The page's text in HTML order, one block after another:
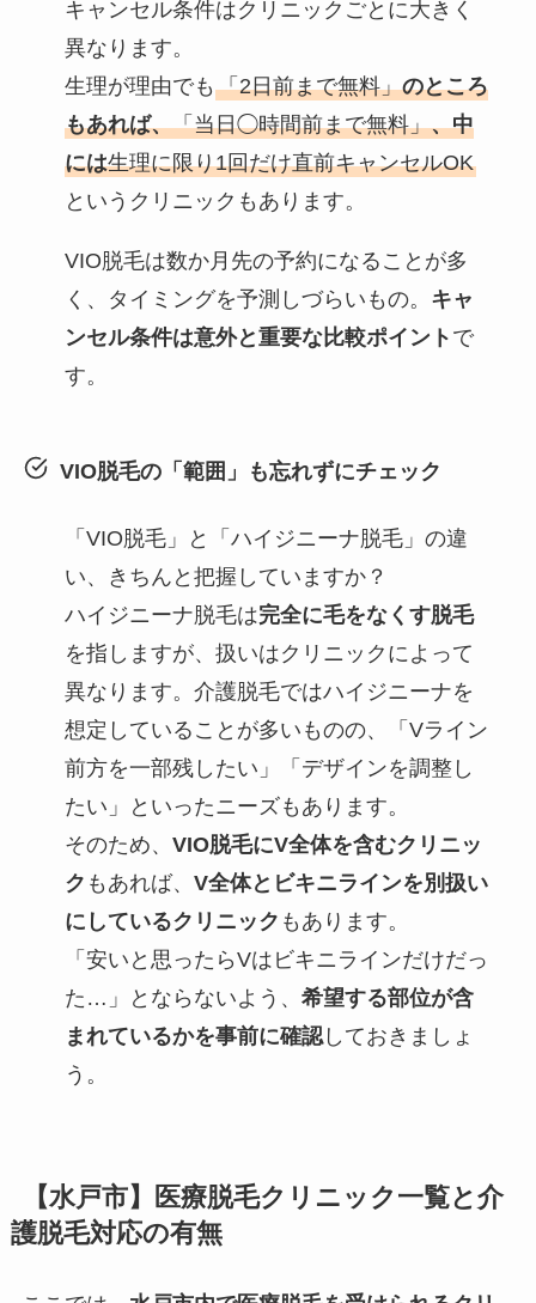
キャンセル条件はクリニックごとに大きく
異なります。
生理が理由でも 「2日前まで無料」のところ
もあれば、「当日◯時間前まで無料」、中
には生理に限り1回だけ直前キャンセルOK
というクリニックもあります。
VIO脱毛は数か月先の予約になることが多
く、タイミングを予測しづらいもの。 キャ
ンセル条件は意外と重要な比較ポイント で
す。
VIO脱毛の「範囲」も忘れずにチェック
「VIO脱毛」と「ハイジニーナ脱毛」の違
い、きちんと把握していますか？
ハイジニーナ脱毛は完全に毛をなくす脱毛
を指しますが、扱いはクリニックによって
異なります。介護脱毛ではハイジニーナを
想定していることが多いものの、「Vライン
前方を一部残したい」「デザインを調整し
たい」といったニーズもあります。
そのため、 VIO脱毛にV全体を含むクリニッ
ク もあれば、 V全体とビキニラインを別扱い
にしているクリニック もあります。
「安いと思ったらVはビキニラインだけだっ
た…」とならないよう、 希望する部位が含
まれているかを事前に確認しておきましょ
う。
【水戸市】医療脱毛クリニック一覧と介
護脱毛対応の有無